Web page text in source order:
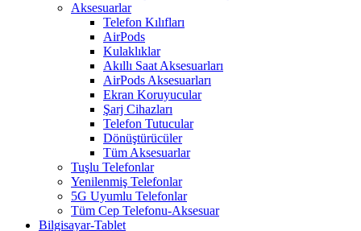
Aksesuarlar
Telefon Kılıfları
AirPods
Kulaklıklar
Akıllı Saat Aksesuarları
AirPods Aksesuarları
Ekran Koruyucular
Şarj Cihazları
Telefon Tutucular
Dönüştürücüler
Tüm Aksesuarlar
Tuşlu Telefonlar
Yenilenmiş Telefonlar
5G Uyumlu Telefonlar
Tüm Cep Telefonu-Aksesuar
Bilgisayar-Tablet